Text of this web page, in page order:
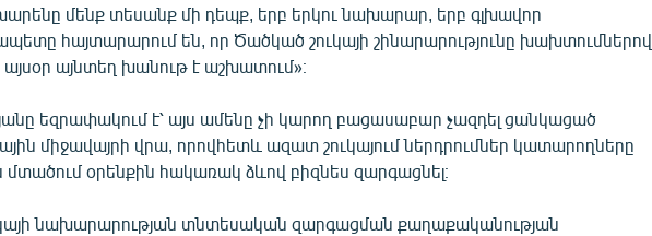
մենք տեսանք մի դեպք, երբ երկու նախարար, երբ գլխավոր
հայտարարում են, որ Ծածկած շուկայի շինարարությունը խախտումներով
այսօր այնտեղ խանութ է աշխատում»։
եզրափակում է՝ այս ամենը չի կարող բացասաբար չազդել ցանկացած
միջավայրի վրա, որովհետև ազատ շուկայում ներդրումներ կատարողները
մտածում օրենքին հակառակ ձևով բիզնես զարգացնել։
նախարարության տնտեսական զարգացման քաղաքականության